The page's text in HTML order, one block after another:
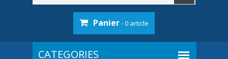
Panier- 0 article